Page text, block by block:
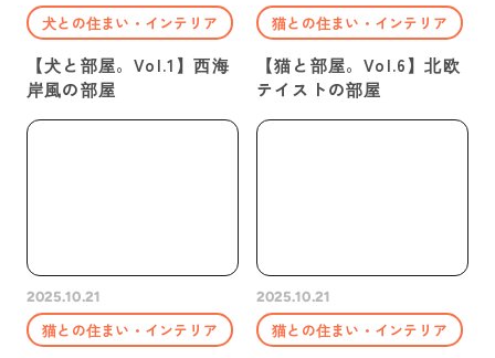
犬との住まい・インテリア
【犬と部屋。Vol.1】西海
岸風の部屋
猫との住まい・インテリア
【猫と部屋。Vol.6】北欧
テイストの部屋
2025.10.21
猫との住まい・インテリア
2025.10.21
猫との住まい・インテリア